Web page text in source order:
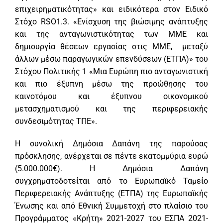
επιχειρηματικότητας» και ειδικότερα στον Ειδικό
Στόχο RSO1.3. «Ενίσχυση της βιώσιμης ανάπτυξης
και της ανταγωνιστικότητας των ΜΜΕ και
δημιουργία θέσεων εργασίας στις ΜΜΕ, μεταξύ
άλλων μέσω παραγωγικών επενδύσεων (ΕΤΠΑ)» του
Στόχου Πολιτικής 1 «Μια Ευρώπη πιο ανταγωνιστική
και πιο έξυπνη μέσω της προώθησης του
καινοτόμου και έξυπνου οικονομικού
μετασχηματισμού και της περιφερειακής
συνδεσιμότητας ΤΠΕ».
Η συνολική Δημόσια Δαπάνη της παρούσας
πρόσκλησης, ανέρχεται σε πέντε εκατομμύρια ευρώ
(5.000.000€). Η Δημόσια Δαπάνη
συγχρηματοδοτείται από το Ευρωπαϊκό Ταμείο
Περιφερειακής Ανάπτυξης (ΕΤΠΑ) της Ευρωπαϊκής
Ένωσης και από Εθνική Συμμετοχή στο πλαίσιο του
Προγράμματος «Κρήτη» 2021-2027 του ΕΣΠΑ 2021-